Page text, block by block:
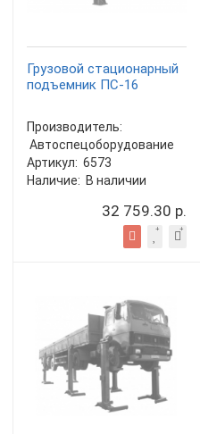
Грузовой стационарный
подъемник ПС-16
Производитель:
Автоспецоборудование
Артикул: 6573
Наличие: В наличии
32 759.30 р.